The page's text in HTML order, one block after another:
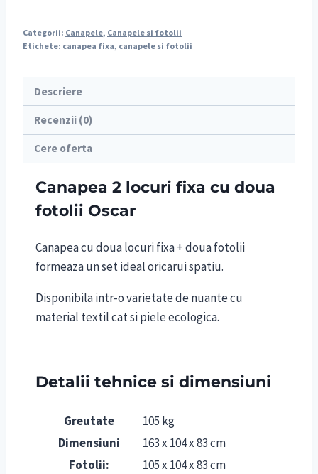
Categorii: Canapele, Canapele si fotolii
Etichete: canapea fixa, canapele si fotolii
Descriere
Recenzii (0)
Cere oferta
Canapea 2 locuri fixa cu doua
fotolii Oscar
Canapea cu doua locuri fixa + doua fotolii
formeaza un set ideal oricarui spatiu.
Disponibila intr-o varietate de nuante cu
material textil cat si piele ecologica.
Detalii tehnice si dimensiuni
Greutate
105 kg
Dimensiuni
163 x 104 x 83 cm
Fotolii:
105 x 104 x 83 cm